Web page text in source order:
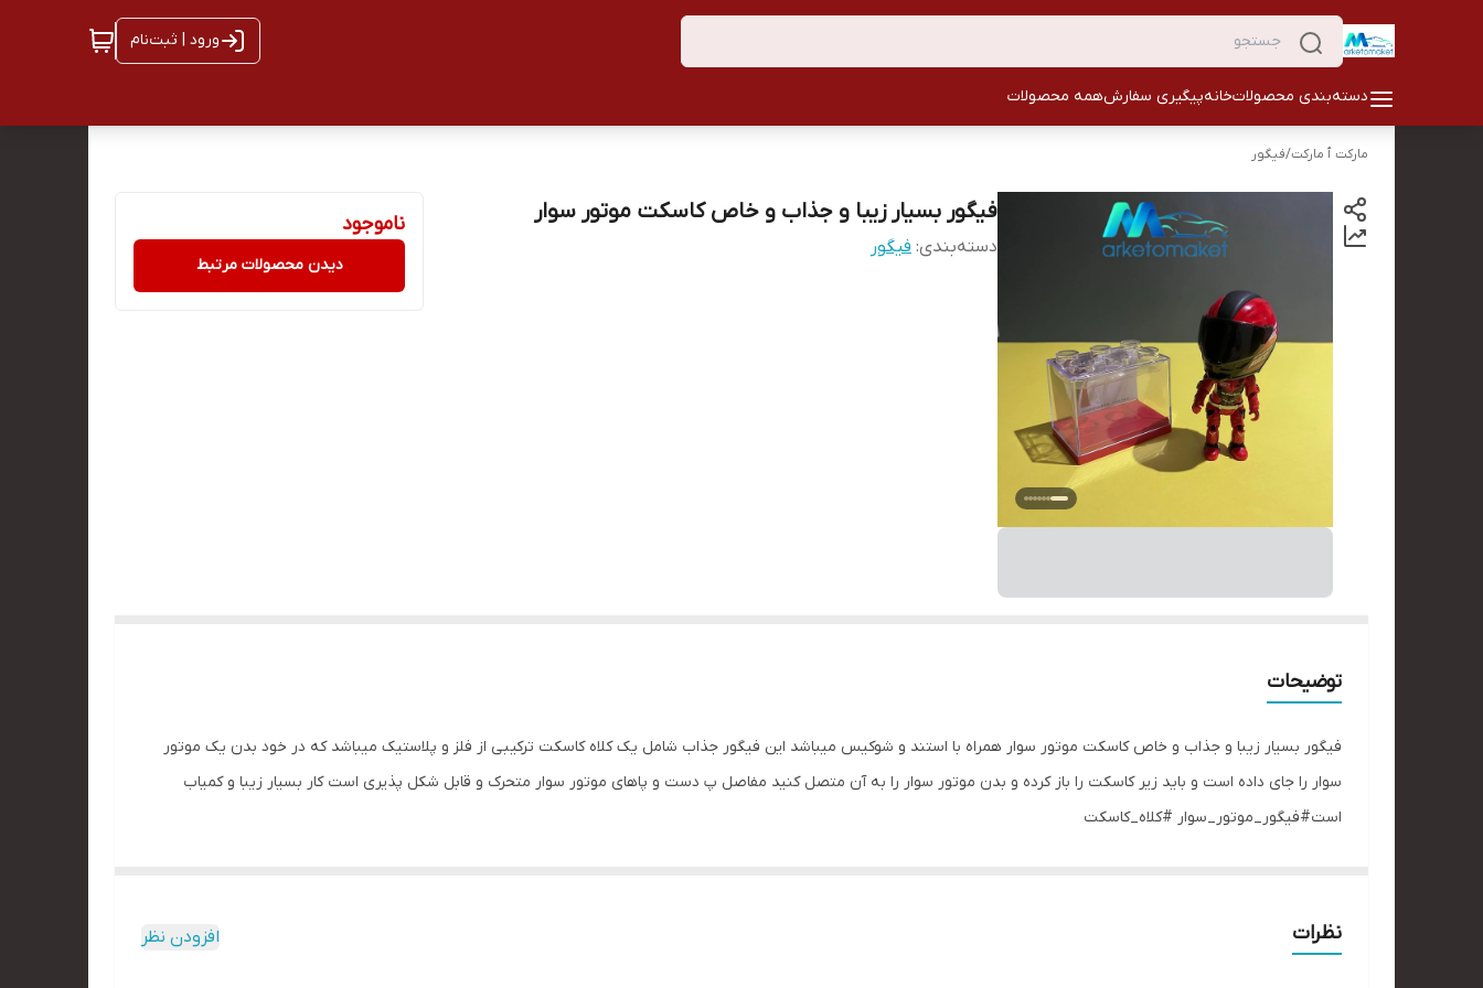
ورود | ثبت‌نام
دسته‌بندی محصولاتخانهپیگیری سفارشهمه محصولات
مارکت ٱ مارکت/فیگور
فیگور بسیار زیبا و جذاب و خاص کاسکت موتور سوار
دسته‌بندی: فیگور
ناموجود
دیدن محصولات مرتبط
توضیحات
فیگور بسیار زیبا و جذاب و خاص کاسکت موتور سوار همراه با استند و شوکیس میباشد این فیگور جذاب شامل یک کلاه کاسکت ترکیبی از فلز و پلاستیک میباشد که در خود بدن یک موتور
سوار را جای داده است و باید زیر کاسکت را باز کرده و بدن موتور سوار را به آن متصل کنید مفاصل پ دست و پاهای موتور سوار متحرک و قابل شکل پذیری است کار بسیار زیبا و کمیاب
است#فیگور_موتور_سوار #کلاه_کاسکت
نظرات افزودن نظر